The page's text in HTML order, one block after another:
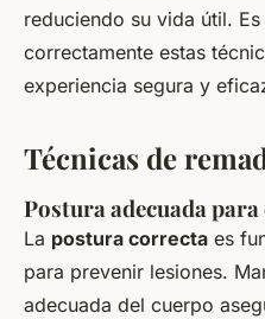
reduciendo su vida útil.
correctamente estas
experiencia segura y
Técnicas de
Postura adecuada
La postura correcta es
para prevenir lesiones.
adecuada del cuerpo